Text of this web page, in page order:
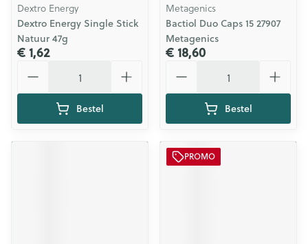
Dextro Energy
Dextro Energy Single Stick
Natuur 47g
€ 1,62
Bestel
Metagenics
Bactiol Duo Caps 15 27907
Metagenics
€ 18,60
Bestel
PROMO